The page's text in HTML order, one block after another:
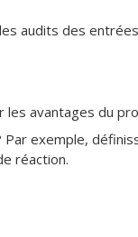
audits des
les avantages du
exemple,
réaction.